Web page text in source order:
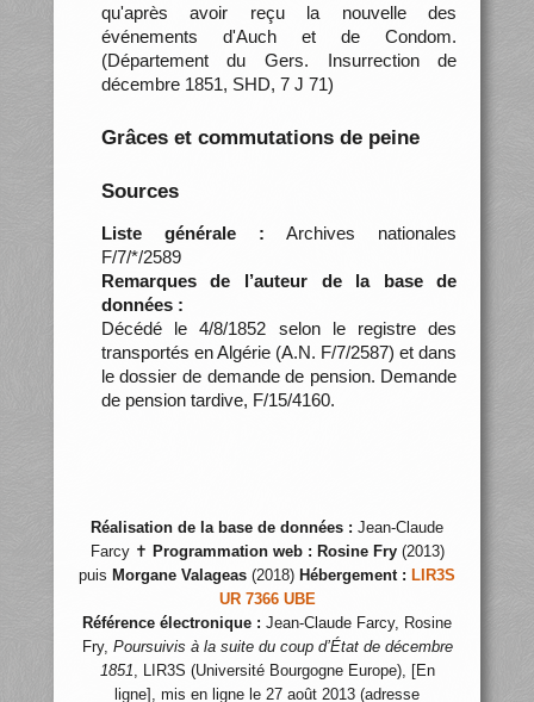
qu'après avoir reçu la nouvelle des
événements d'Auch et de Condom.
(Département du Gers. Insurrection de
décembre 1851, SHD, 7 J 71)
Grâces et commutations de peine
Sources
Liste générale : Archives nationales
F/7/*/2589
Remarques de l’auteur de la base de
données :
Décédé le 4/8/1852 selon le registre des
transportés en Algérie (A.N. F/7/2587) et dans
le dossier de demande de pension. Demande
de pension tardive, F/15/4160.
Réalisation de la base de données : Jean-Claude
Farcy ✝ Programmation web : Rosine Fry(2013)
puis Morgane Valageas (2018) Hébergement : LIR3S
UR 7366 UBE
Référence électronique : Jean-Claude Farcy, Rosine
Fry, Poursuivis à la suite du coup d’État de décembre
1851, LIR3S (Université Bourgogne Europe), [En
ligne], mis en ligne le 27 août 2013 (adresse